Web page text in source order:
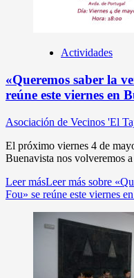
Actividades
«Queremos saber la
reúne este viernes en
Asociación de Vecinos 'El
El próximo viernes 4 de
Buenavista nos volveremos
Leer másLeer más sobre
Fou» se reúne este viernes